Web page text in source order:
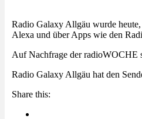
Radio Galaxy Allgäu wurde
Alexa und über Apps wie den
Auf Nachfrage der radioWOCHE
Radio Galaxy Allgäu hat den
Share this: